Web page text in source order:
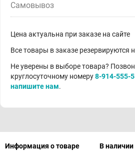
Самовывоз
Цена актуальна при заказе на сайте
Все товары в заказе резервируются
Не уверены в выборе товара?
круглосуточному номеру8-914-555-
напишите нам.
Информация о товаре В наличии